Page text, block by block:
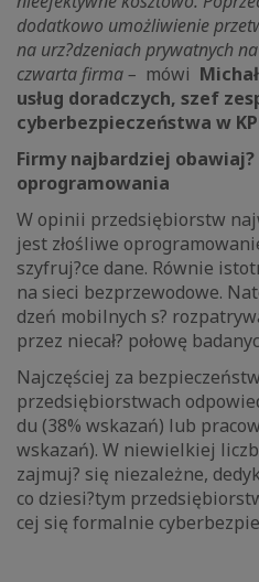
dodatkowo umożliwienie
na urz?dzeniach prywatnych
czwarta firma – mówi
usług doradczych, szef
cyberbezpieczeństwa w
Firmy najbardziej obawiaj?
oprogramowania
W opinii przedsiębiorstw
jest złośliwe
szyfruj?ce dane. Równie
na sieci bezprzewodowe.
dzeń mobilnych s?
przez niecał? połowę
Najczęściej za
przedsiębiorstwach
du (38% wskazań) lub
wskazań). W niewielkiej
zajmuj? się niezależne,
co dziesi?tym
cej się formalnie